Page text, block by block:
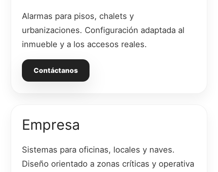
Alarmas para pisos, chalets y
urbanizaciones. Configuración adaptada al
inmueble y a los accesos reales.
Contáctanos
Empresa
Sistemas para oficinas, locales y naves.
Diseño orientado a zonas críticas y operativa